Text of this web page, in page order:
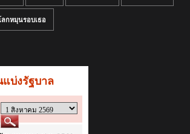
ลกหมุนรอบเธอ